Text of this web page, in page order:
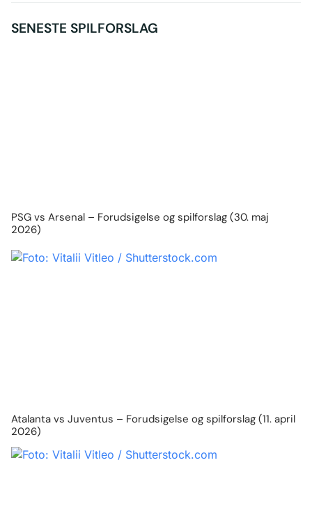
SENESTE SPILFORSLAG
PSG vs Arsenal – Forudsigelse og spilforslag (30. maj
2026)
Atalanta vs Juventus – Forudsigelse og spilforslag (11. april
2026)